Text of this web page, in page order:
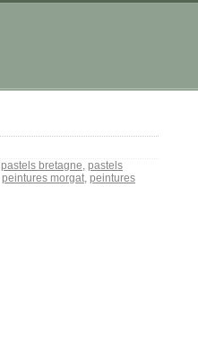
pastels bretagne, pastels
peintures morgat, peintures